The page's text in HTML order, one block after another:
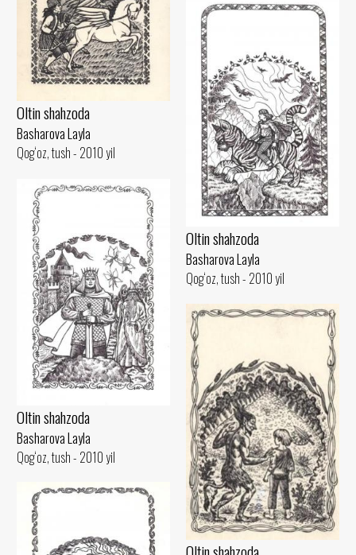
Oltin shahzoda
Basharova Layla
Qog‘oz, tush - 2010 yil
Oltin shahzoda
Basharova Layla
Qog‘oz, tush - 2010 yil
Oltin shahzoda
Basharova Layla
Qog‘oz, tush - 2010 yil